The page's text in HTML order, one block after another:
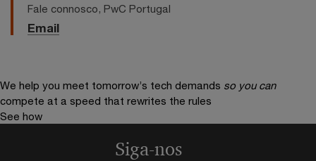
Fale connosco, PwC Portugal
Email
We help you meet tomorrow’s tech demands so you can
compete at a speed that rewrites the rules
See how
Siga-nos